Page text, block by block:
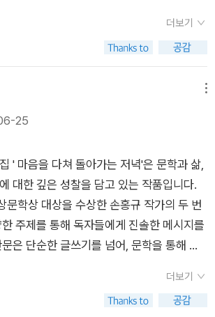
며 드는 노곤함, 안식, 피곤, 내게 문학은 그
읽는 내내 문학에 대해 생각했다. 저자가 문
났다. 이 책은 분명 산문집이지만 시 같기도
. 분명한 메시지가 있는 것 같기도 하고 모
에피소드마다 조금씩 차이도 있었는데 절
읽으며 고향에 대해 생각해 보기도 했고 여
기도 했다. 늙는다는 것에 대해서도 튀르키예
라의 문학과 사람에 대해서도 생각해 보았다.
사를 생각해 보기도 했다. 군부 정권, 노동자,
, 2024년도 크게 달라진 것은 없는 것 같지
다 읽고 나서는 결국 문학, 글쓰기, 작가, 이
는 말이었다.난 작가가 되고 싶었다. 고등
더보기
25
' 마음을 다쳐 돌아가는 저녁'은 문학과 삶,
대한 깊은 성찰을 담고 있는 작품입니다.
문학상 대상을 수상한 손홍규 작가의 두 번
주제를 통해 독자들에게 진솔한 메시지를
은 단순한 글쓰기를 넘어, 문학을 통해 삶
에서 문학이란 무엇인지, 인간의 본질은 무엇
질문을 던집니다.이 책은 다양한 문학적 통
더보기